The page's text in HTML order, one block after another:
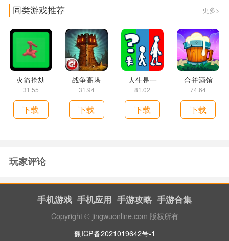
同类游戏推荐 更多>
火箭抢劫
31.55
下载
战争高塔
31.94
下载
人生是一
81.02
下载
合并酒馆
74.64
下载
玩家评论
手机游戏 手机应用 手游攻略 手游合集
Copyright © jingwuonline.com 版权所有
豫ICP备2021019642号-1